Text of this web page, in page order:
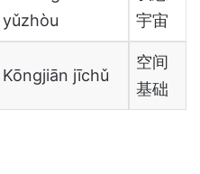
yǔzhòu
宇宙
Kōngjiān jīchǔ
空间
基础